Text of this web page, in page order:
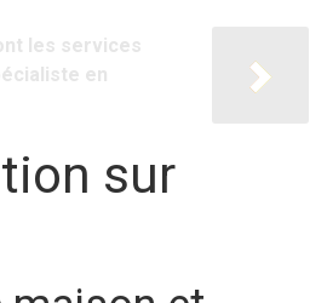
les services
en
sur